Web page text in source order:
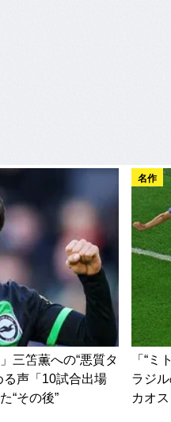
三笘薫への“悪質タ
声「10試合出場
“その後”
名作
「“
ラジ
カオ